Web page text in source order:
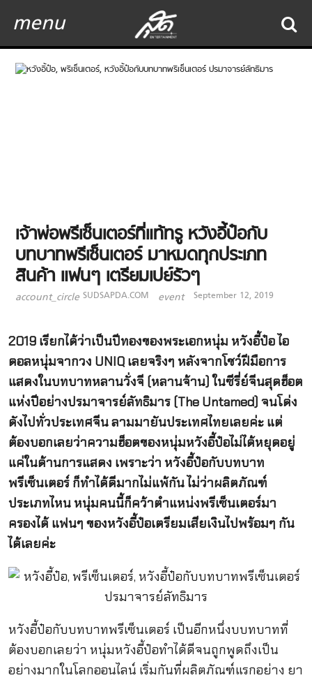
menu
เจ้าพ่อพรีเซ็นเตอร์ที่แท้ทรู หวังอี้ป๋อกับ
บทบาทพรีเซ็นเตอร์ มาหมดทุกประเภท
สินค้า แฟนๆ เตรียมเปย์รัวๆ
account_circle SUDSAPDA.COM event September 12, 2019
2019 เรียกได้ว่าเป็นปีทองของพระเอกหนุ่ม หวังอี้ป๋อ ไอ
ดอลหนุ่มจากวง UNIQ เลยจริงๆ หลังจากโชว์ฝีมือการ
แสดงในบทบาทหลานวั่งจี (หลานจ้าน) ในซีรี่ย์จีนสุดฮ็อต
แห่งปีอย่างปรมาจารย์ลัทธิมาร (The Untamed) จนโด่ง
ดังไปทั่วประเทศจีน ลามมายันประเทศไทยเลยค่ะ แต่
ต้องบอกเลยว่าความฮ็อตของหนุ่มหวังอี้ป๋อไม่ได้หยุดอยู่
แค่ในด้านการแสดง เพราะว่า หวังอี้ป๋อกับบทบาท
พรีเซ็นเตอร์ ก็ทำได้ดีมากไม่แพ้กัน ไม่ว่าผลิตภัณฑ์
ประเภทไหน หนุ่มคนนี้ก็คว้าตำแหน่งพรีเซ็นเตอร์มา
ครองได้ แฟนๆ ของหวังอี้ป๋อเตรียมเสียเงินไปพร้อมๆ กัน
ได้เลยค่ะ
หวังอี้ป๋อกับบทบาทพรีเซ็นเตอร์ เป็นอีกหนึ่งบบทบาทที่
ต้องบอกเลยว่า หนุ่มหวังอี้ป๋อทำได้ดีจนถูกพูดถึงเป็น
อย่างมากในโลกออนไลน์ เริ่มกันที่ผลิตภัณฑ์แรกอย่าง ยา